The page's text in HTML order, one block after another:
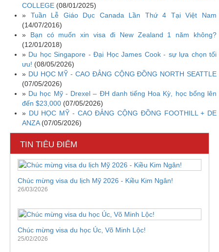
COLLEGE (08/01/2025)
» Tuần Lễ Giáo Dục Canada Lần Thứ 4 Tại Việt Nam
(14/07/2016)
» Bạn có muốn xin visa đi New Zealand 1 năm không?
(12/01/2018)
» Du học Singapore - Đại Học James Cook - sự lựa chọn tối
ưu! (08/05/2026)
» DU HỌC MỸ - CAO ĐẲNG CỘNG ĐỒNG NORTH SEATTLE
(07/05/2026)
» Du học Mỹ - Drexel – ĐH danh tiếng Hoa Kỳ, học bổng lên
đến $23,000 (07/05/2026)
» DU HỌC MỸ - CAO ĐẲNG CỘNG ĐỒNG FOOTHILL + DE
ANZA (07/05/2026)
TIN TIÊU ĐIỂM
Chúc mừng visa du lịch Mỹ 2026 - Kiều Kim Ngân!
26/03/2026
Chúc mừng visa du học Úc, Võ Minh Lộc!
25/02/2026